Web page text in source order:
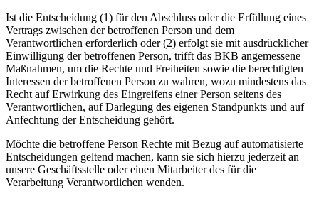
Ist die Entscheidung (1) für den Abschluss oder die Erfüllung eines
Vertrags zwischen der betroffenen Person und dem
Verantwortlichen erforderlich oder (2) erfolgt sie mit ausdrücklicher
Einwilligung der betroffenen Person, trifft das BKB angemessene
Maßnahmen, um die Rechte und Freiheiten sowie die berechtigten
Interessen der betroffenen Person zu wahren, wozu mindestens das
Recht auf Erwirkung des Eingreifens einer Person seitens des
Verantwortlichen, auf Darlegung des eigenen Standpunkts und auf
Anfechtung der Entscheidung gehört.
Möchte die betroffene Person Rechte mit Bezug auf automatisierte
Entscheidungen geltend machen, kann sie sich hierzu jederzeit an
unsere Geschäftsstelle oder einen Mitarbeiter des für die
Verarbeitung Verantwortlichen wenden.